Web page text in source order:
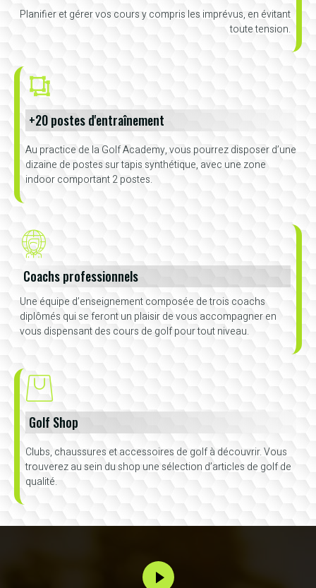
Planifier et gérer vos cours y compris les imprévus, en évitant
toute tension.
+20 postes d'entraînement
Au practice de la Golf Academy, vous pourrez disposer d’une
dizaine de postes sur tapis synthétique, avec une zone
indoor comportant 2 postes.
Coachs professionnels
Une équipe d’enseignement composée de trois coachs
diplômés qui se feront un plaisir de vous accompagner en
vous dispensant des cours de golf pour tout niveau.
Golf Shop
Clubs, chaussures et accessoires de golf à découvrir. Vous
trouverez au sein du shop une sélection d’articles de golf de
qualité.